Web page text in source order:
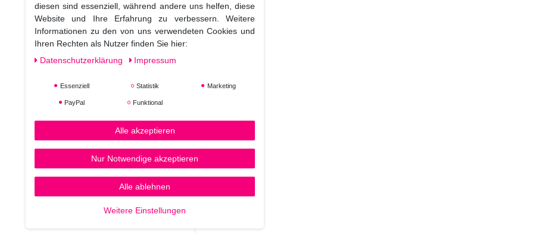
diesen sind essenziell, während andere uns helfen, diese
Website und Ihre Erfahrung zu verbessern. Weitere
Informationen zu den von uns verwendeten Cookies und
Ihren Rechten als Nutzer finden Sie hier:
Daten­schutz­erklärung
Impressum
Essenziell Statistik Marketing
PayPal Funktional
Alle akzeptieren
Nur Notwendige akzeptieren
Alle ablehnen
Weitere Einstellungen